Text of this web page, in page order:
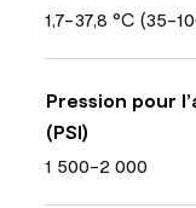
1,7-37,8 °C (35-
Pression pour
(PSI)
1 500-2 000